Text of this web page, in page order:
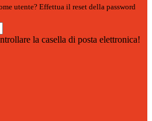
utente? Effettua il reset della password
la casella di posta elettronica!